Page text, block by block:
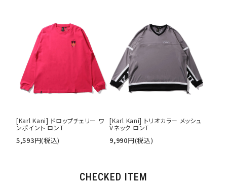
[Karl Kani] ドロップチェリー ワ
ンポイント ロンT
5,593円(税込)
[Karl Kani] トリオカラー メッシュ
Vネック ロンT
9,990円(税込)
CHECKED ITEM